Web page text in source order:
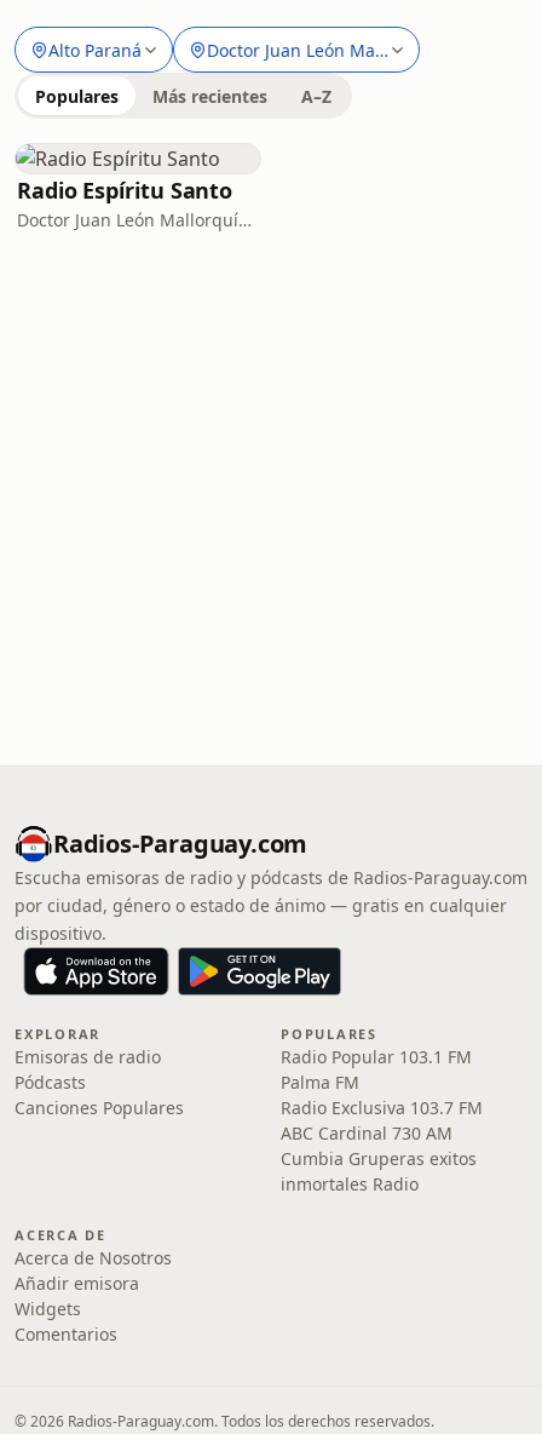
Alto Paraná Doctor Juan León Mallorquín
Populares Más recientes A–Z
Radio Espíritu Santo
Doctor Juan León Mallorquín · 90.9 FM
Radios-Paraguay.com
Escucha emisoras de radio y pódcasts de Radios-Paraguay.com
por ciudad, género o estado de ánimo — gratis en cualquier
dispositivo.
EXPLORAR
Emisoras de radio
Pódcasts
Canciones Populares
POPULARES
Radio Popular 103.1 FM
Palma FM
Radio Exclusiva 103.7 FM
ABC Cardinal 730 AM
Cumbia Gruperas exitos
inmortales Radio
ACERCA DE
Acerca de Nosotros
Añadir emisora
Widgets
Comentarios
© 2026 Radios-Paraguay.com. Todos los derechos reservados.